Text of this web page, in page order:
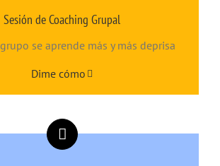
Sesión de Coaching Grupal
se aprende más y más deprisa
Dime cómo